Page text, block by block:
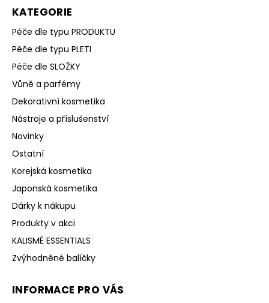
KATEGORIE
Péče dle typu PRODUKTU
Péče dle typu PLETI
Péče dle SLOŽKY
Vůně a parfémy
Dekorativní kosmetika
Nástroje a příslušenství
Novinky
Ostatní
Korejská kosmetika
Japonská kosmetika
Dárky k nákupu
Produkty v akci
KALISMÉ ESSENTIALS
Zvýhodněné balíčky
INFORMACE PRO VÁS